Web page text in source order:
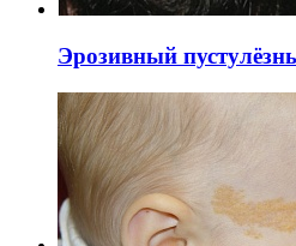
Эрозивный